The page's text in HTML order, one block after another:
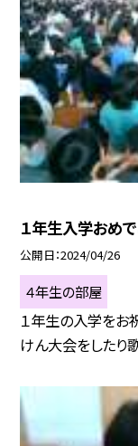
１年生入学おめで
公開日 2024/04/26
４年生の部屋
１年生の入学をお
けん大会をしたり